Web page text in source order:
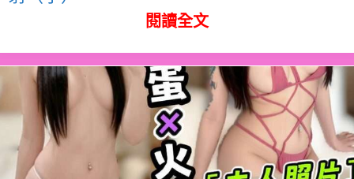
閱讀全文